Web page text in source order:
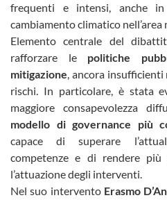
frequenti e intensi, anche
cambiamento climatico nell’area
Elemento centrale del
rafforzare le politiche
mitigazione, ancora
rischi. In particolare, è stata
maggiore consapevolezza
modello di governance più
capace di superare
competenze e di rendere più
l’attuazione degli interventi.
Nel suo intervento Erasmo